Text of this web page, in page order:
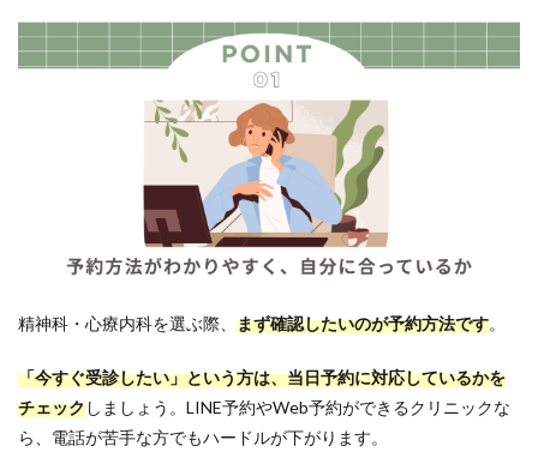
精神科・心療内科を選ぶ際、 まず確認したいのが予約方法です。
「今すぐ受診したい」という方は、当日予約に対応しているかを
チェックしましょう。LINE予約やWeb予約ができるクリニックな
ら、電話が苦手な方でもハードルが下がります。